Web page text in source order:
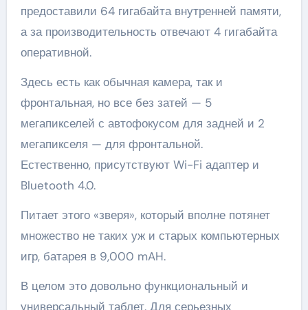
предоставили 64 гигабайта внутренней памяти,
а за производительность отвечают 4 гигабайта
оперативной.
Здесь есть как обычная камера, так и
фронтальная, но все без затей — 5
мегапикселей с автофокусом для задней и 2
мегапикселя — для фронтальной.
Естественно, присутствуют Wi-Fi адаптер и
Bluetooth 4.0.
Питает этого «зверя», который вполне потянет
множество не таких уж и старых компьютерных
игр, батарея в 9,000 mAH.
В целом это довольно функциональный и
универсальный таблет. Для серьезных